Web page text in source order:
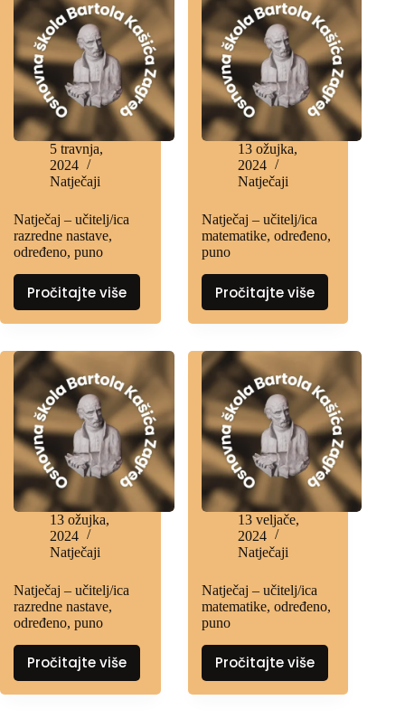
5 travnja,
2024
Natječaji
Natječaj – učitelj/ica
razredne nastave,
određeno, puno
Pročitajte više
13 ožujka,
2024
Natječaji
Natječaj – učitelj/ica
matematike, određeno,
puno
Pročitajte više
13 ožujka,
2024
Natječaji
Natječaj – učitelj/ica
razredne nastave,
određeno, puno
Pročitajte više
13 veljače,
2024
Natječaji
Natječaj – učitelj/ica
matematike, određeno,
puno
Pročitajte više